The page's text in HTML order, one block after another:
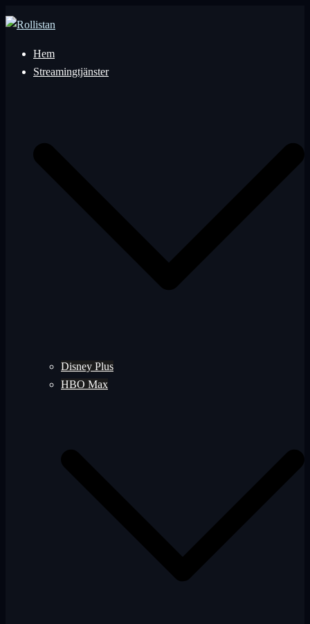
Hoppa
innehållHem
Streamingtjänster
Disney Plus
HBO Max